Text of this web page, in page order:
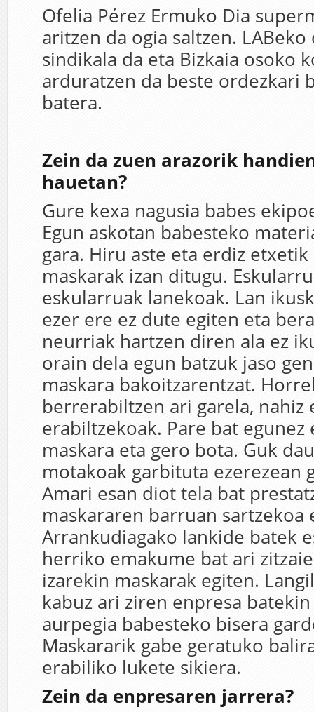
Ofelia Pérez Ermuko Dia
aritzen da ogia saltzen.
sindikala da eta Bizkaia osoko
arduratzen da beste ordezkari
batera.
Zein da zuen arazorik
hauetan?
Gure kexa nagusia babes
Egun askotan babesteko
gara. Hiru aste eta erdiz
maskarak izan ditugu.
eskularruak lanekoak. Lan
ezer ere ez dute egiten eta
neurriak hartzen diren ala ez
orain dela egun batzuk jaso
maskara bakoitzarentzat.
berrerabiltzen ari garela, nahiz
erabiltzekoak. Pare bat
maskara eta gero bota. Guk
motakoak garbituta ezerezean
Amari esan diot tela bat
maskararen barruan sartzekoa
Arrankudiagako lankide batek
herriko emakume bat ari
izarekin maskarak egiten.
kabuz ari ziren enpresa
aurpegia babesteko bisera
Maskararik gabe geratuko
erabiliko lukete sikiera.
Zein da enpresaren jarrera?